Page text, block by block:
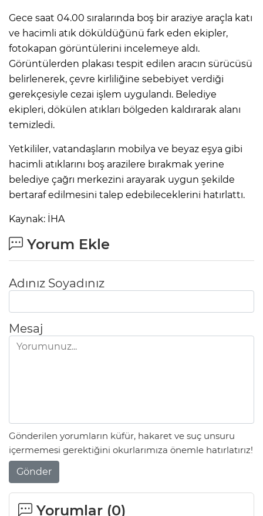
Gece saat 04.00 sıralarında boş bir araziye araçla katı
ve hacimli atık döküldüğünü fark eden ekipler,
fotokapan görüntülerini incelemeye aldı.
Görüntülerden plakası tespit edilen aracın sürücüsü
belirlenerek, çevre kirliliğine sebebiyet verdiği
gerekçesiyle cezai işlem uygulandı. Belediye
ekipleri, dökülen atıkları bölgeden kaldırarak alanı
temizledi.
Yetkililer, vatandaşların mobilya ve beyaz eşya gibi
hacimli atıklarını boş arazilere bırakmak yerine
belediye çağrı merkezini arayarak uygun şekilde
bertaraf edilmesini talep edebileceklerini hatırlattı.
Kaynak: İHA
Yorum Ekle
Adınız Soyadınız
Mesaj
Gönderilen yorumların küfür, hakaret ve suç unsuru
içermemesi gerektiğini okurlarımıza önemle hatırlatırız!
Gönder
Yorumlar (0)